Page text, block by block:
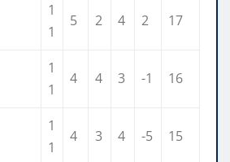
1
1
5 2 4 2 17
1
1
4 4 3 -1 16
1
1
4 3 4 -5 15